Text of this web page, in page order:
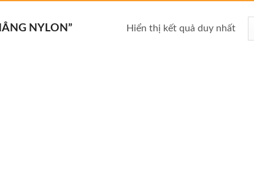
NYLON” Hiển thị kết quả duy nhất